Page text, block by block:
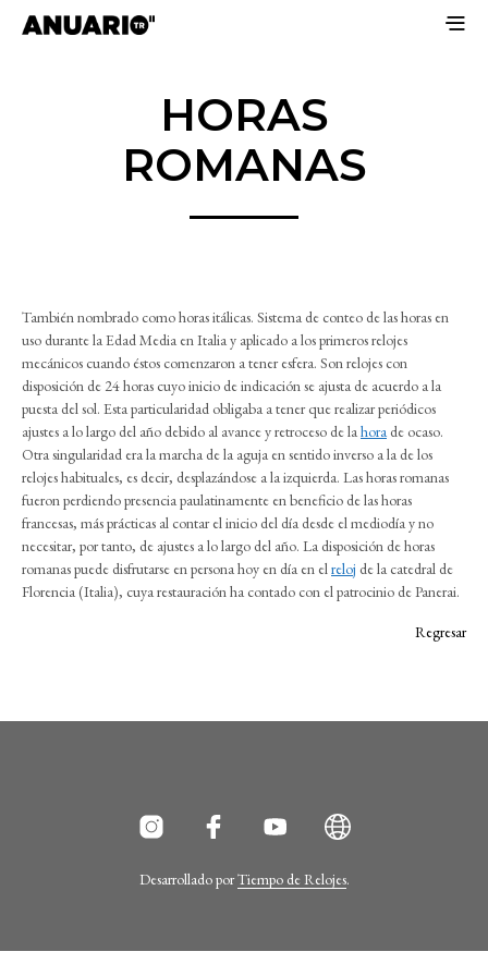
HORAS
ROMANAS
También nombrado como horas itálicas. Sistema de conteo de las horas en
uso durante la Edad Media en Italia y aplicado a los primeros relojes
mecánicos cuando éstos comenzaron a tener esfera. Son relojes con
disposición de 24 horas cuyo inicio de indicación se ajusta de acuerdo a la
puesta del sol. Esta particularidad obligaba a tener que realizar periódicos
ajustes a lo largo del año debido al avance y retroceso de lahora de ocaso.
Otra singularidad era la marcha de la aguja en sentido inverso a la de los
relojes habituales, es decir, desplazándose a la izquierda. Las horas romanas
fueron perdiendo presencia paulatinamente en beneficio de las horas
francesas, más prácticas al contar el inicio del día desde el mediodía y no
necesitar, por tanto, de ajustes a lo largo del año. La disposición de horas
romanas puede disfrutarse en persona hoy en día en elreloj de la catedral de
Florencia (Italia), cuya restauración ha contado con el patrocinio de Panerai.
Regresar
Desarrollado porTiempo de Relojes.